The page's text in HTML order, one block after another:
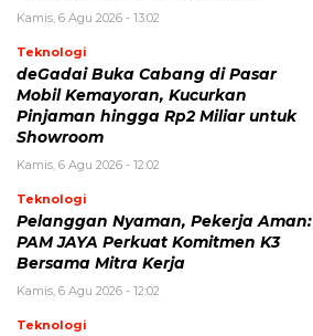
Kamis, 6 Agu 2026 - 13:02
Teknologi
deGadai Buka Cabang di Pasar
Mobil Kemayoran, Kucurkan
Pinjaman hingga Rp2 Miliar untuk
Showroom
Kamis, 6 Agu 2026 - 12:02
Teknologi
Pelanggan Nyaman, Pekerja Aman:
PAM JAYA Perkuat Komitmen K3
Bersama Mitra Kerja
Kamis, 6 Agu 2026 - 12:02
Teknologi